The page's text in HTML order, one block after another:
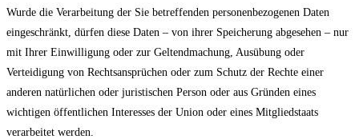
Wurde die Verarbeitung der Sie betreffenden personenbezogenen Daten
eingeschränkt, dürfen diese Daten – von ihrer Speicherung abgesehen – nur
mit Ihrer Einwilligung oder zur Geltendmachung, Ausübung oder
Verteidigung von Rechtsansprüchen oder zum Schutz der Rechte einer
anderen natürlichen oder juristischen Person oder aus Gründen eines
wichtigen öffentlichen Interesses der Union oder eines Mitgliedstaats
verarbeitet werden.